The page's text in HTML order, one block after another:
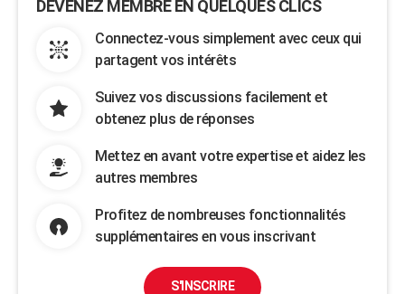
DEVENEZ MEMBRE EN QUELQUES CLICS
Connectez-vous simplement avec ceux qui
partagent vos intérêts
Suivez vos discussions facilement et
obtenez plus de réponses
Mettez en avant votre expertise et aidez les
autres membres
Profitez de nombreuses fonctionnalités
supplémentaires en vous inscrivant
S'INSCRIRE